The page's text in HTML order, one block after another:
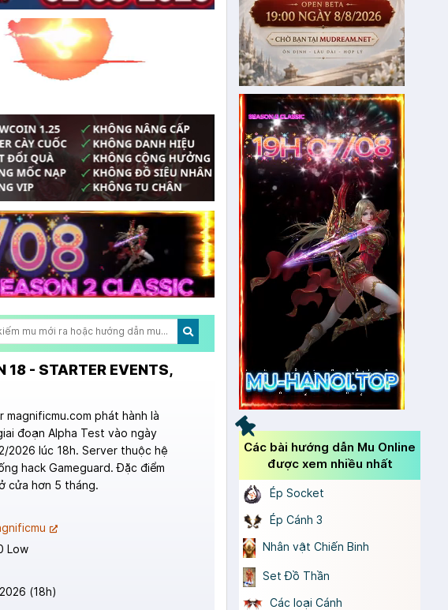
18 - STARTER EVENTS,
phát hành là
đoạn Alpha Test vào ngày
2026 lúc 18h. Server thuộc hệ
hack Gameguard. Đặc điểm
cửa hơn 5 tháng.
Low
(18h)
Các bài hướng dẫn Mu Online
được xem nhiều nhất
Ép Socket
Ép Cánh 3
Nhân vật Chiến Binh
Set Đồ Thần
Các loại Cánh